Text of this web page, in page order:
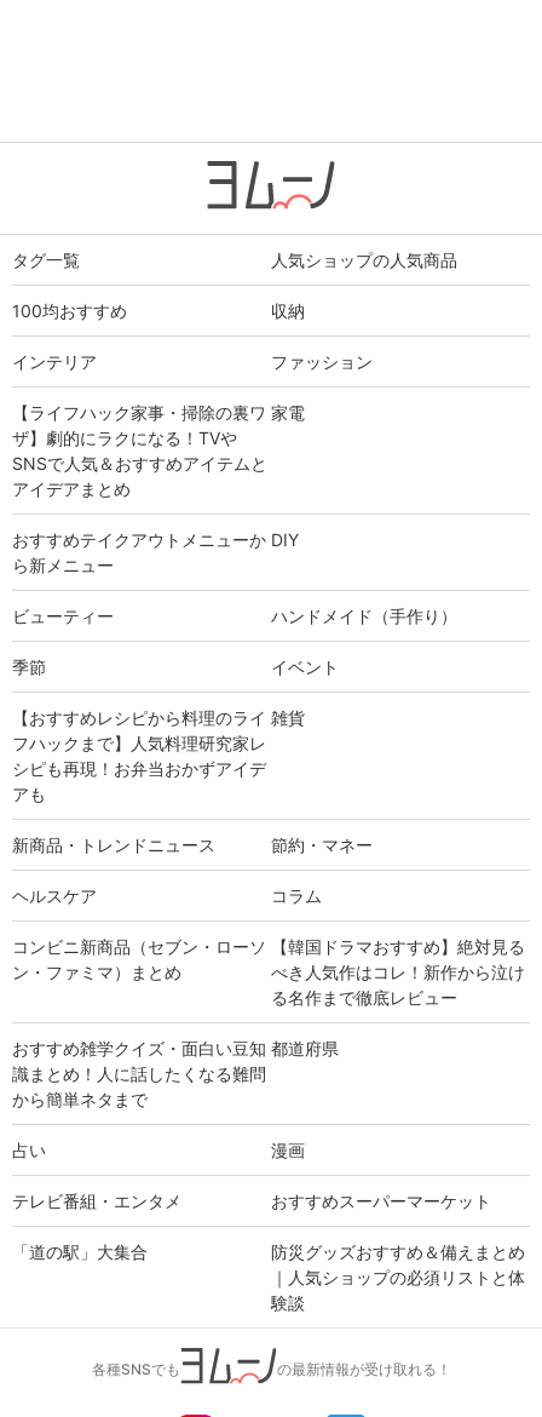
タグ一覧 人気ショップの人気商品
100均おすすめ 収納
インテリア ファッション
【ライフハック家事・掃除の裏ワ
ザ】劇的にラクになる！TVや
SNSで人気＆おすすめアイテムと
アイデアまとめ
家電
おすすめテイクアウトメニューか
ら新メニュー
DIY
ビューティー ハンドメイド（手作り）
季節 イベント
【おすすめレシピから料理のライ
フハックまで】人気料理研究家レ
シピも再現！お弁当おかずアイデ
アも
雑貨
新商品・トレンドニュース 節約・マネー
ヘルスケア コラム
コンビニ新商品（セブン・ローソ
ン・ファミマ）まとめ
【韓国ドラマおすすめ】絶対見る
べき人気作はコレ！新作から泣け
る名作まで徹底レビュー
おすすめ雑学クイズ・面白い豆知
識まとめ！人に話したくなる難問
から簡単ネタまで
都道府県
占い 漫画
テレビ番組・エンタメ おすすめスーパーマーケット
「道の駅」大集合
防災グッズおすすめ＆備えまとめ
｜人気ショップの必須リストと体
験談
各種SNSでも の最新情報が受け取れる！